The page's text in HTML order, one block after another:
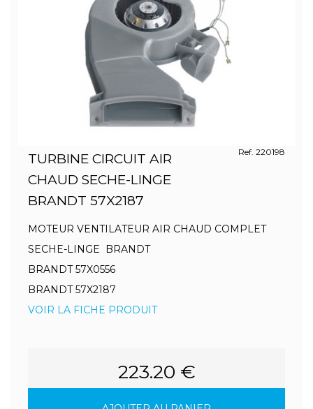
TURBINE CIRCUIT AIR
CHAUD SECHE-LINGE
BRANDT 57X2187
Ref. 220198
MOTEUR VENTILATEUR AIR CHAUD COMPLET
SECHE-LINGE BRANDT
BRANDT 57X0556
BRANDT 57X2187
VOIR LA FICHE PRODUIT
223.20 €